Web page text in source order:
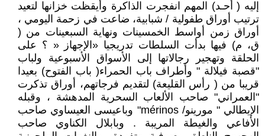
إليه ( أحـد) المهم انفجرت الذاكرة وأيقظت خزانها لتعيد
ترتيب أوراق طفولية / شبابية، ضاعت في زحمة اليومي ،
أوراق زمن أواسط الخمسينات ونهاية السبعينات من (
ق، م) فيها بدأت السلطات تدريجيا «الإجهاز « ؟ على
الحلقة وتهجير رجالاتها إلى الأسواق الأسبوعية ولباب
"قصبة فيلالة " وأطراف باب الحمراء( باب الفتوح) بعيدا
قريبا من ( رأس القليعة) لتقديم فرجاتهم، أوراق تذكرت
"العمراني" صاحب الألعاب السحرية المدهشة ، وقبله
الإيطالي " مورينو/ mérinos" وباعيسى العيساوي صاحب
الأفاعي والغيطة المريبة . وبابلال الكناوي صاحب